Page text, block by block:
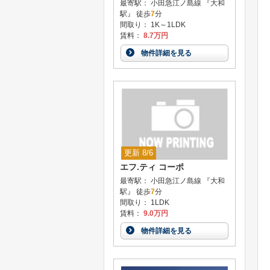
最寄駅： 小田急江ノ島線 『大和
駅』 徒歩7分
間取り： 1K～1LDK
賃料： 8.7万円
物件詳細を見る
更新 8/6
エフ.ティ コーポ
最寄駅： 小田急江ノ島線 『大和
駅』 徒歩7分
間取り： 1LDK
賃料： 9.0万円
物件詳細を見る